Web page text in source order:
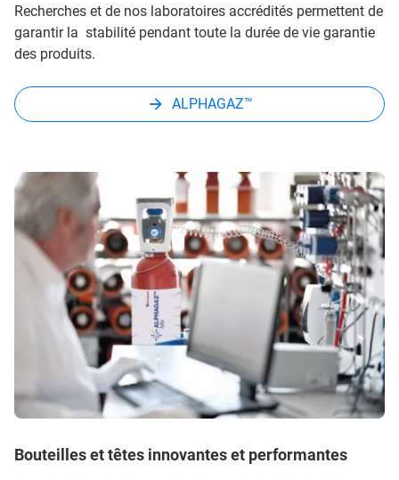
Recherches et de nos laboratoires accrédités permettent de
garantir la stabilité pendant toute la durée de vie garantie
des produits.
ALPHAGAZ™
Bouteilles et têtes innovantes et performantes